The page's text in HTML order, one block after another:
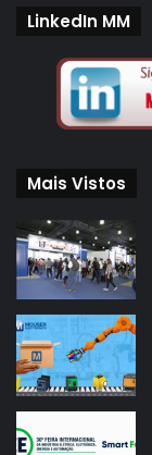
LinkedIn MM
Mais Vistos